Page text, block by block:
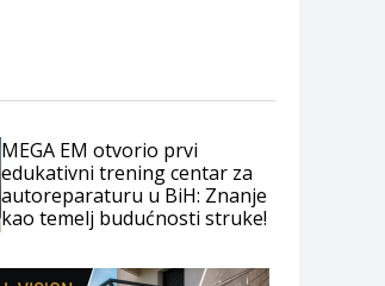
MEGA EM otvorio prvi
edukativni trening centar za
autoreparaturu u BiH: Znanje
kao temelj budućnosti struke!